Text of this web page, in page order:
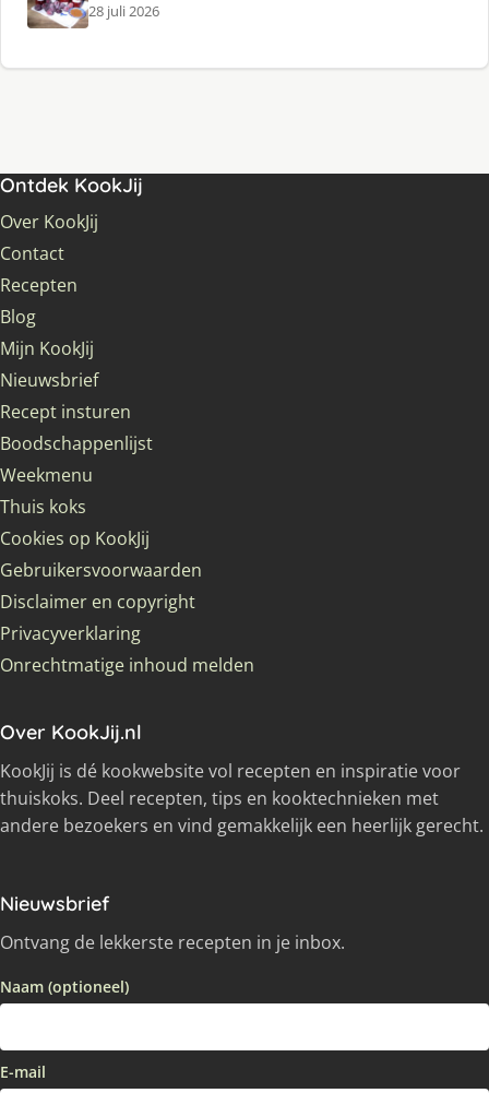
28 juli 2026
Ontdek KookJij
Over KookJij
Contact
Recepten
Blog
Mijn KookJij
Nieuwsbrief
Recept insturen
Boodschappenlijst
Weekmenu
Thuis koks
Cookies op KookJij
Gebruikersvoorwaarden
Disclaimer en copyright
Privacyverklaring
Onrechtmatige inhoud melden
Over KookJij.nl
KookJij is dé kookwebsite vol recepten en inspiratie voor
thuiskoks. Deel recepten, tips en kooktechnieken met
andere bezoekers en vind gemakkelijk een heerlijk gerecht.
Nieuwsbrief
Ontvang de lekkerste recepten in je inbox.
Naam (optioneel)
E-mail